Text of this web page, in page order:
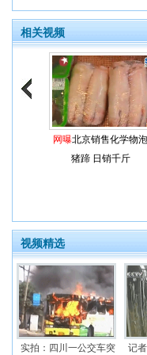
相关视频
网曝北京销售化学物泡
猪蹄 日销千斤
视频精选
实拍：四川一公交车突
记